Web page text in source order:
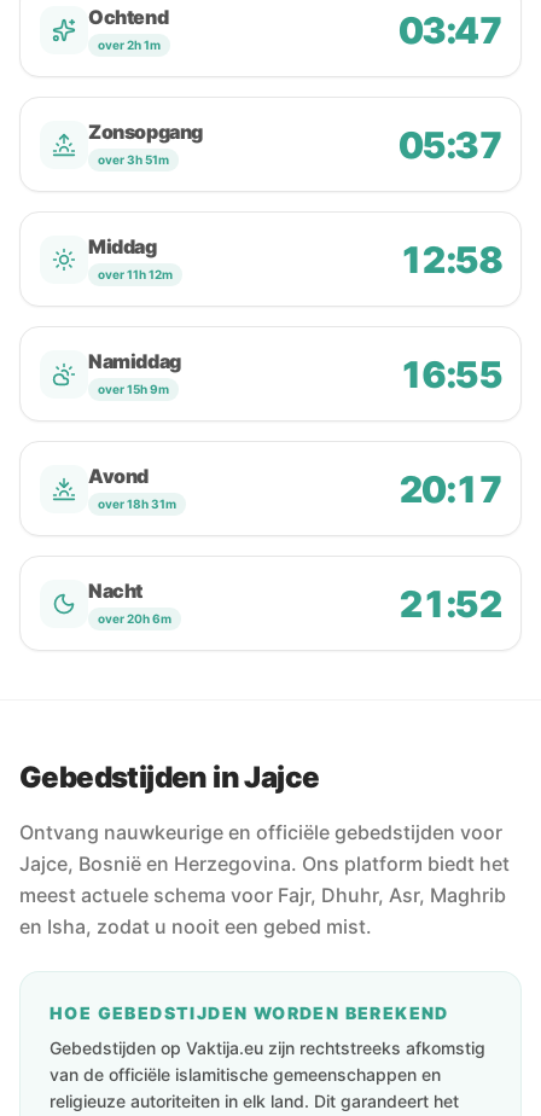
Ochtend
over 2h 1m 03:47
Zonsopgang
over 3h 51m 05:37
Middag
over 11h 12m 12:58
Namiddag
over 15h 9m 16:55
Avond
over 18h 31m 20:17
Nacht
over 20h 6m 21:52
Gebedstijden in Jajce
Ontvang nauwkeurige en officiële gebedstijden voor
Jajce, Bosnië en Herzegovina. Ons platform biedt het
meest actuele schema voor Fajr, Dhuhr, Asr, Maghrib
en Isha, zodat u nooit een gebed mist.
HOE GEBEDSTIJDEN WORDEN BEREKEND
Gebedstijden op Vaktija.eu zijn rechtstreeks afkomstig
van de officiële islamitische gemeenschappen en
religieuze autoriteiten in elk land. Dit garandeert het